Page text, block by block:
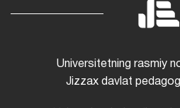
Universitetning rasmiy
Jizzax davlat